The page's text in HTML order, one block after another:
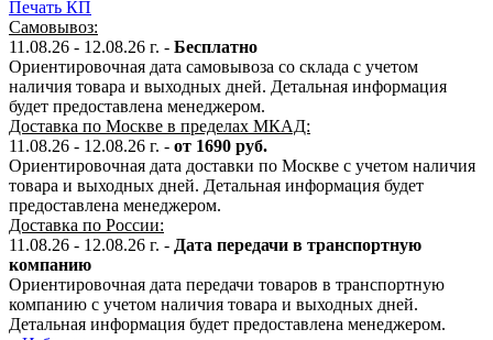
Печать КП
Самовывоз:
11.08.26 - 12.08.26 г. - Бесплатно
Ориентировочная дата самовывоза со склада с учетом
наличия товара и выходных дней. Детальная информация
будет предоставлена менеджером.
Доставка по Москве в пределах МКАД:
11.08.26 - 12.08.26 г. - от 1690 руб.
Ориентировочная дата доставки по Москве с учетом наличия
товара и выходных дней. Детальная информация будет
предоставлена менеджером.
Доставка по России:
11.08.26 - 12.08.26 г. - Дата передачи в транспортную
компанию
Ориентировочная дата передачи товаров в транспортную
компанию с учетом наличия товара и выходных дней.
Детальная информация будет предоставлена менеджером.